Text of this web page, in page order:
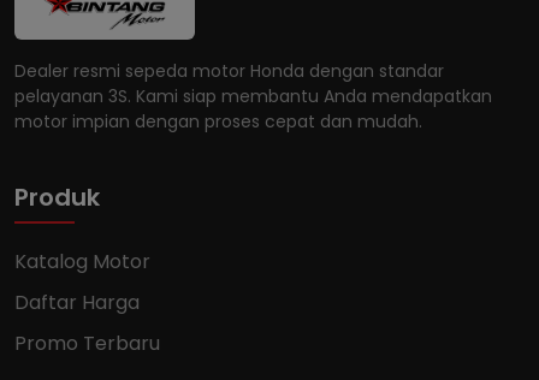
Dealer resmi sepeda motor Honda dengan standar
pelayanan 3S. Kami siap membantu Anda mendapatkan
motor impian dengan proses cepat dan mudah.
Produk
Katalog Motor
Daftar Harga
Promo Terbaru